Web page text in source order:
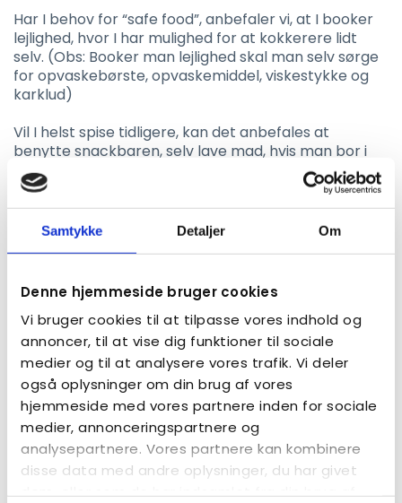
Samtykke Detaljer Om
Denne hjemmeside bruger cookies
Vi bruger cookies til at tilpasse vores indhold og
annoncer, til at vise dig funktioner til sociale
medier og til at analysere vores trafik. Vi deler
også oplysninger om din brug af vores
hjemmeside med vores partnere inden for sociale
medier, annonceringspartnere og
analysepartnere. Vores partnere kan kombinere
disse data med andre oplysninger, du har givet
dem, eller som de har indsamlet fra din brug af
Har I behov for “safe food”, anbefaler vi, at I booker
lejlighed, hvor I har mulighed for at kokkerere lidt
selv. (Obs: Booker man lejlighed skal man selv sørge
for opvaskebørste, opvaskemiddel, viskestykke og
karklud)
Vil I helst spise tidligere, kan det anbefales at
benytte snackbaren, selv lave mad, hvis man bor i
lejlighed eller benytte en af de lokale restauranter.
Vær opmærksom på at det ikke er tilladt at tage
mad fra restaurant med tilbage på værelse eller
lejlighed.
og en del af dem tilbyder gratis afhentning på
hotellet. Der ligger også en hyggelig
familierestaurant 50 meter fra hotellet.
Tilmelding
Vil du sikre dig en plads på denne skønne ferie, så
udfyld tilmeldingsformularen og send den til os
hurtigst muligt.
Vi har 60 pladser til denne skønne ferie og pladserne